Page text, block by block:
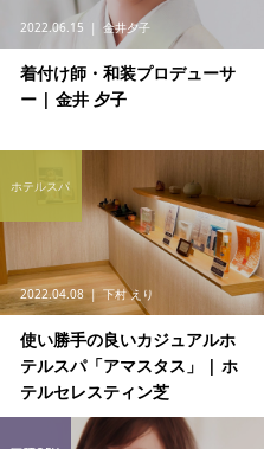
2022.06.15 金井夕子
着付け師・和装プロデューサ
ー | 金井 夕子
2022.04.08 下村 えり
使い勝手の良いカジュアルホ
テルスパ「アマスタス」 | ホ
テルセレスティン芝
ホテルスパ